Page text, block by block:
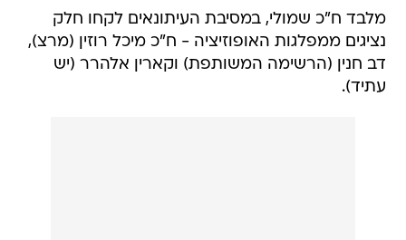
מלבד ח"כ שמולי, במסיבת העיתונאים לקחו חלק
נציגים ממפלגות האופוזיציה - ח"כ מיכל רוזין (מרצ),
דב חנין (הרשימה המשותפת) וקארין אלהרר (יש
עתיד).